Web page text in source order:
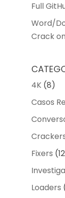
Full
Word/
Crack
4K(8)
Casos
Fixers
Loaders